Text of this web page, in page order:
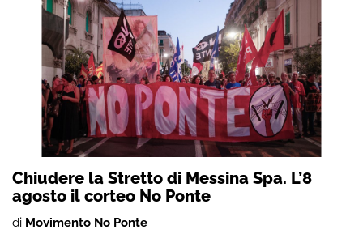
Chiudere la Stretto di Messina Spa. L’8
agosto il corteo No Ponte
di Movimento No Ponte